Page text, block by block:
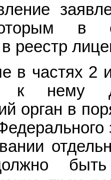
в
реестр
в частях 2
к нему
орган в